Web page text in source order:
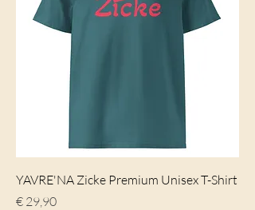
YAVRE'NA Zicke Premium Unisex T-Shirt
Preis
€ 29,90